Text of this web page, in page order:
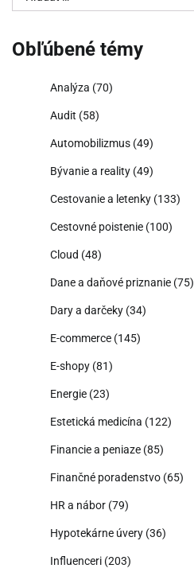
Obľúbené témy
Analýza (70)
Audit (58)
Automobilizmus (49)
Bývanie a reality (49)
Cestovanie a letenky (133)
Cestovné poistenie (100)
Cloud (48)
Dane a daňové priznanie (75)
Dary a darčeky (34)
E-commerce (145)
E-shopy (81)
Energie (23)
Estetická medicína (122)
Financie a peniaze (85)
Finančné poradenstvo (65)
HR a nábor (79)
Hypotekárne úvery (36)
Influenceri (203)